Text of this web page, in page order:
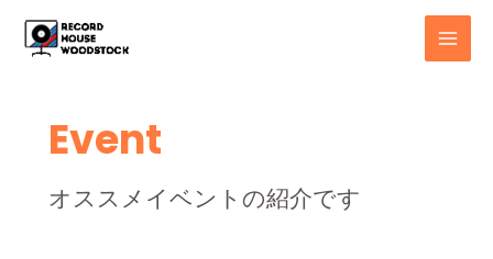
Event
オススメイベントの紹介です